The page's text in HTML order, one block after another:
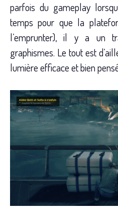
parfois du gameplay
temps pour que la
l’emprunter), il y a un
graphismes. Le tout est
lumière efficace et bien